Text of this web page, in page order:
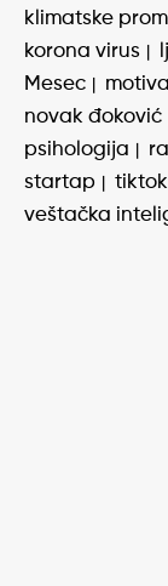
klimatske
korona virus
Mesec
novak đoković
psihologija
startap
tiktok
veštačka